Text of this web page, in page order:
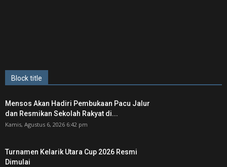
Block title
Mensos Akan Hadiri Pembukaan Pacu Jalur
dan Resmikan Sekolah Rakyat di...
Kamis, Agustus 6, 2026 6:42 pm
Turnamen Kelarik Utara Cup 2026 Resmi
Dimulai